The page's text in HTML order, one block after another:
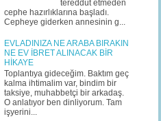
tereddüt etmeden
cephe hazırlıklarına başladı.
Cepheye giderken annesinin g...
EVLADINIZA NE ARABA BIRAKIN
NE EV İBRET ALINACAK BİR
HİKAYE
Toplantıya gideceğim. Baktım geç
kalma ihtimalim var, bindim bir
taksiye, muhabbetçi bir arkadaş.
O anlatıyor ben dinliyorum. Tam
işyerini...